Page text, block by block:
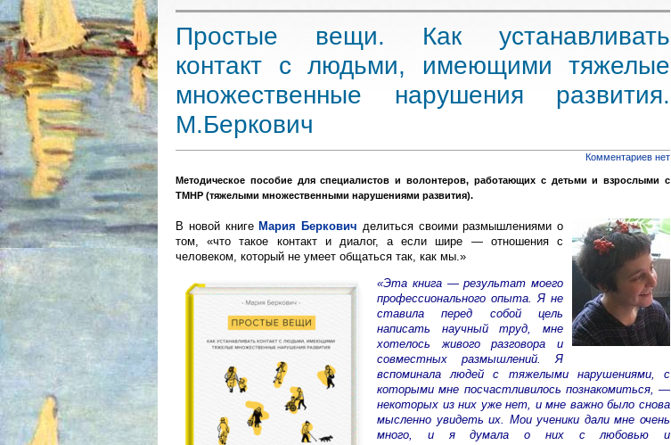
Простые вещи. Как устанавливать
контакт с людьми, имеющими тяжелые
множественные нарушения развития.
М.Беркович
Комментариев нет
Методическое пособие для специалистов и волонтеров, работающих с детьми и взрослыми с
ТМНР (тяжелыми множественными нарушениями развития).
В новой книге Мария Беркович делиться своими размышлениями о
том, «что такое контакт и диалог, а если шире — отношения с
человеком, который не умеет общаться так, как мы.»
«Эта книга — результат моего
профессионального опыта. Я не
ставила перед собой цель
написать научный труд, мне
хотелось живого разговора и
совместных размышлений. Я
вспоминала людей с тяжелыми нарушениями, с
которыми мне посчастливилось познакомиться, —
некоторых из них уже нет, и мне важно было снова
мысленно увидеть их. Мои ученики дали мне очень
много, и я думала о них с любовью и